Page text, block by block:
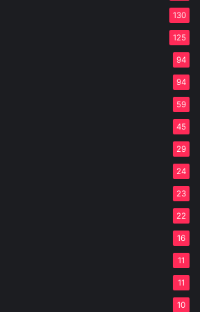
130
125
94
94
59
45
29
24
23
22
16
11
11
10